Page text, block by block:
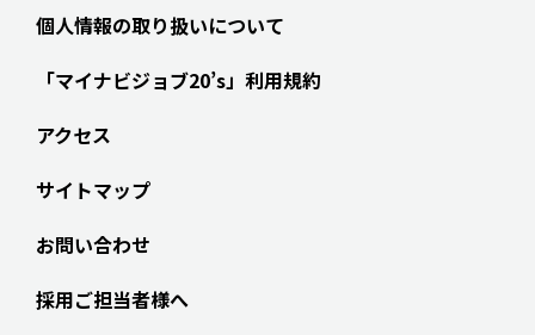
個人情報の取り扱いについて
「マイナビジョブ20’s」利用規約
アクセス
サイトマップ
お問い合わせ
採用ご担当者様へ